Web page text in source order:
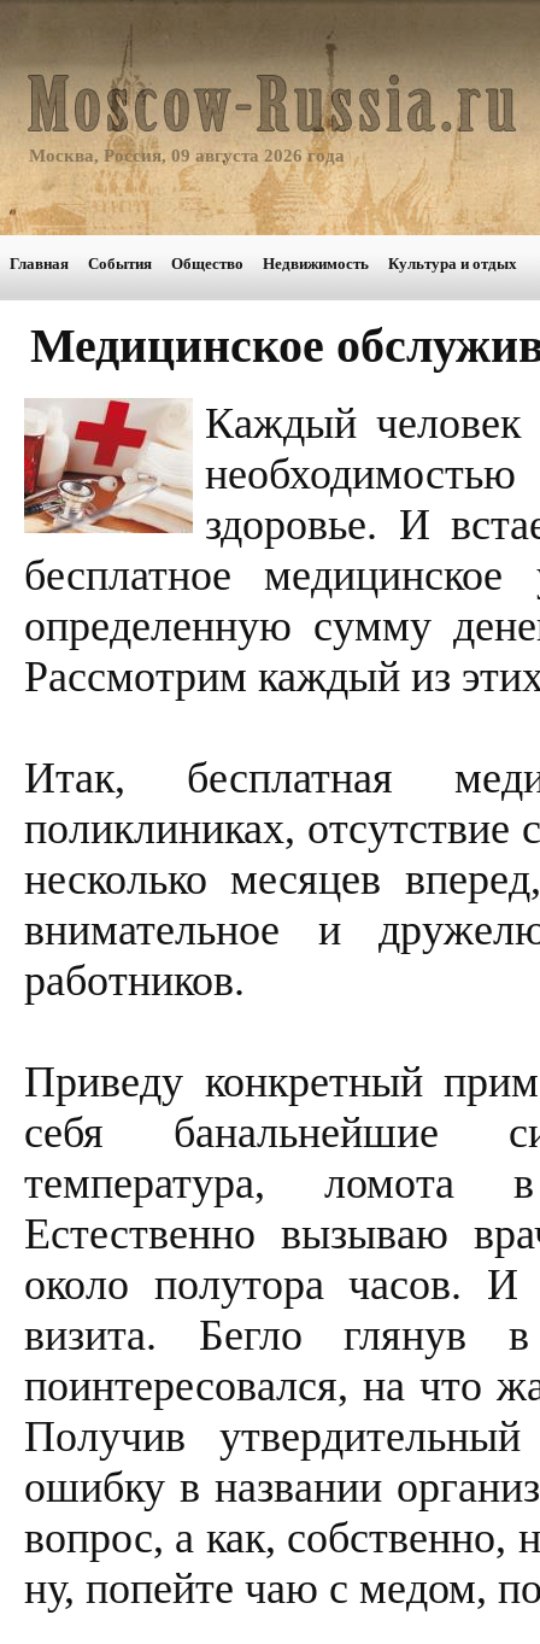
Москва, Россия, 09 августа 2026 года
Главная События Общество Недвижимость Культура и отдых
Медицинское
Каждый человек
здоровье. И
бесплатное
определенную сумму
Рассмотрим каждый из
Итак, бесплатная
поликлиниках, отсутствие
несколько месяцев
внимательное и
работников.
Приведу конкретный
себя банальнейшие
температура, ломота
Естественно вызываю
около полутора часов. И
визита. Бегло глянув
поинтересовался, на что
Получив
ошибку в названии
вопрос, а как, собственно,
ну, попейте чаю с медом,